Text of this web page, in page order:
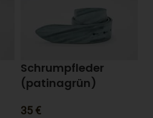
Schrumpfleder
(patinagrün)
35 €